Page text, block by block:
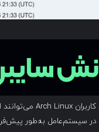
که در سیستم‌عامل به‌طور